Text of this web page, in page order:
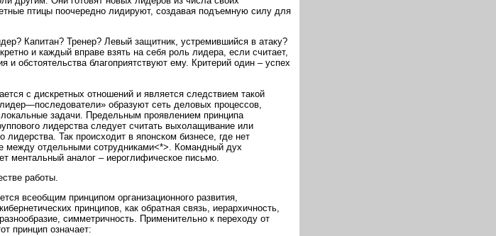
птицы поочередно лидируют, создавая подъемную силу для
Капитан? Тренер? Левый защитник, устремившийся в атаку?
и каждый вправе взять на себя роль лидера, если считает,
и обстоятельства благоприятствуют ему. Критерий один – успех
с дискретных отношений и является следствием такой
образуют сеть деловых процессов,
локальные задачи. Предельным проявлением принципа
лидерства следует считать выхолащивание или
лидерства. Так происходит в японском бизнесе, где нет
между отдельными сотрудниками<*>. Командный дух
ментальный аналог – иероглифическое письмо.
работы.
всеобщим принципом организационного развития,
принципов, как обратная связь, иерархичность,
симметричность. Применительно к переходу от
принцип означает: